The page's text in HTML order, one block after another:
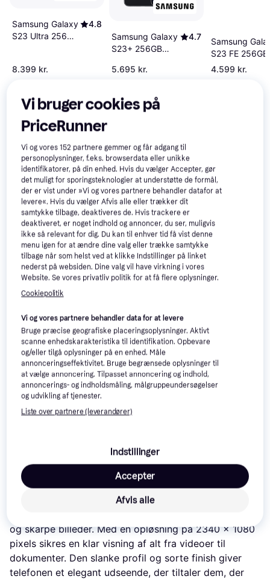
Samsung Galaxy
S23 Ultra 256GB
4.8
8.399 kr.
Samsung Galaxy
S23+ 256GB
4.7
5.695 kr.
Samsung
S23 FE 256GB
Graphite
4.599 kr.
Anmeldelser
Læs om produktet
Laveste pris for
Black er 5.561 kr.
butikker.
Samsung Galaxy S23 256GB Phantom Black – en
mobiltelefon til alsidig brug
Samsung Galaxy S23 i farven Phantom Black
kombinerer avancerede funktioner med et stilrent
design, der passer til forskellige brugerbehov. Denne
Imponerende skærm og design
Samsung Galaxy S23 er udstyret med en 6,1-tommer
og skarpe billeder. Med en opløsning på 2340 x 1080
pixels sikres en klar visning af alt fra videoer til
dokumenter. Den slanke profil og sorte finish giver
telefonen et elegant udseende, der tiltaler dem, der
Vi bruger cookies på
PriceRunner
Vi og vores152 partnere gemmer og får adgang til
personoplysninger, f.eks. browserdata eller unikke
identifikatorer, på din enhed. Hvis du vælger Accepter, gør
det muligt for sporingsteknologier at understøtte de formål,
der er vist under »Vi og vores partnere behandler datafor at
levere«. Hvis du vælger Afvis alle eller trækker dit
samtykke tilbage, deaktiveres de. Hvis trackere er
deaktiveret, er noget indhold og annoncer, du ser, muligvis
ikke så relevant for dig. Du kan til enhver tid få vist denne
menu igen for at ændre dine valg eller trække samtykke
tilbage når som helst ved at klikke Indstillinger på linket
nederst på websiden. Dine valg vil have virkning i vores
Website. Se vores privatliv politik for at få flere oplysninger.
Cookiepolitik
Vi og vores partnere behandler data for at levere
Bruge præcise geografiske placeringsoplysninger. Aktivt
scanne enhedskarakteristika til identifikation. Opbevare
og/eller tilgå oplysninger på en enhed. Måle
annonceringseffektivitet. Bruge begrænsede oplysninger til
at vælge annoncering. Tilpasset annoncering og indhold,
annoncerings- og indholdsmåling, målgruppeundersøgelser
og udvikling af tjenester.
Liste over partnere (leverandører)
Indstillinger
Afvis alle
Accepter